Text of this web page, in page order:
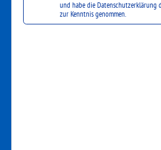
und habe die Datenschutzerklärung
zur Kenntnis genommen.